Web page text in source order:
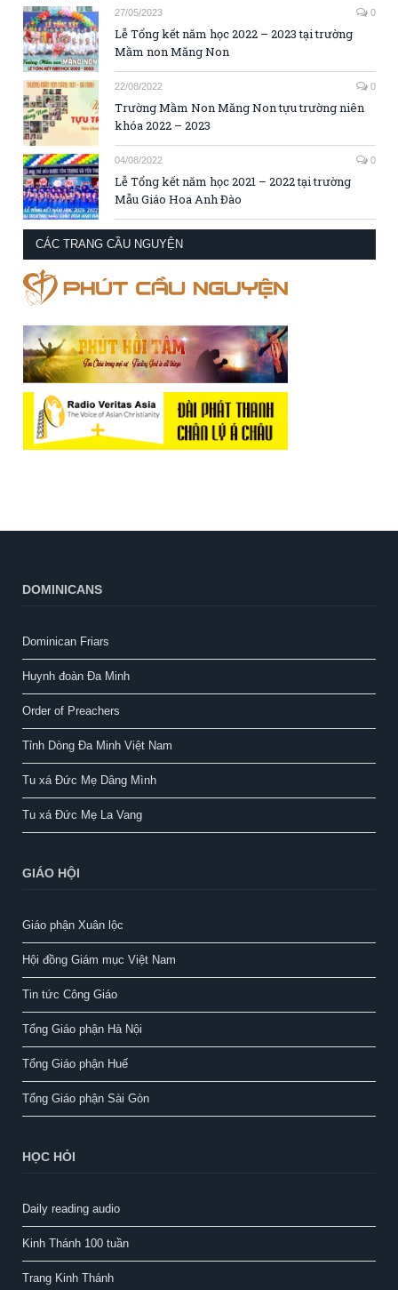
27/05/2023 0
Lễ Tổng kết năm học 2022 – 2023 tại trường
Mầm non Măng Non
22/08/2022 0
Trường Mầm Non Măng Non tựu trường niên
khóa 2022 – 2023
04/08/2022 0
Lễ Tổng kết năm học 2021 – 2022 tại trường
Mẫu Giáo Hoa Anh Đào
CÁC TRANG CẦU NGUYỆN
DOMINICANS
Dominican Friars
Huynh đoàn Đa Minh
Order of Preachers
Tỉnh Dòng Đa Minh Việt Nam
Tu xá Đức Mẹ Dâng Mình
Tu xá Đức Mẹ La Vang
GIÁO HỘI
Giáo phận Xuân lộc
Hội đồng Giám mục Việt Nam
Tin tức Công Giáo
Tổng Giáo phận Hà Nội
Tổng Giáo phận Huế
Tổng Giáo phận Sài Gòn
HỌC HỎI
Daily reading audio
Kinh Thánh 100 tuần
Trang Kinh Thánh